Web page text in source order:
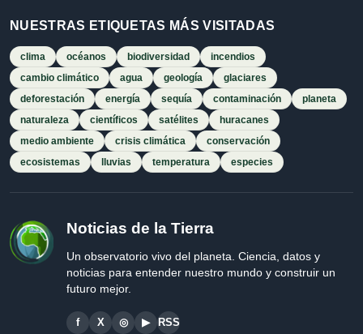
NUESTRAS ETIQUETAS MÁS VISITADAS
clima océanos biodiversidad
incendios
cambio climático
agua geología
glaciares
deforestación
energía sequía contaminación
planeta
naturaleza
científicos satélites
huracanes
medio ambiente
crisis climática
conservación
ecosistemas
lluvias temperatura especies
Noticias de la Tierra
Un observatorio vivo del planeta. Ciencia, datos y
noticias para entender nuestro mundo y construir un
futuro mejor.
f X ◎ ▶ RSS